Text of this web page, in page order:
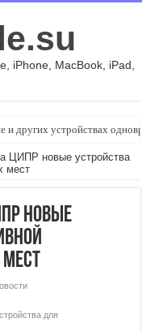
iPhone, MacBook, iPad,
других устройствах
ЦИПР новые устройства
мест
новые
для